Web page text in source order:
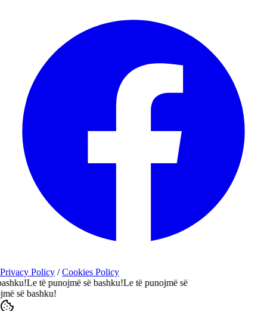
Privacy Policy /Cookies Policy
Le të punojmë së bashku!Le të punojmë së
bashku!